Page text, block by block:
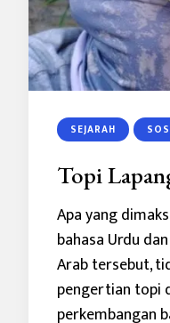
SEJARAH
Topi
Apa yang
bahasa Urdu
Arab tersebut,
pengertian topi
perkembangan